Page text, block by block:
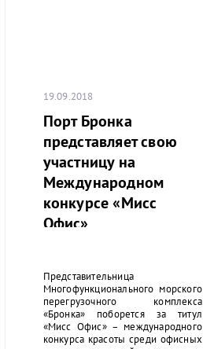
19.09.2018
Порт Бронка
представляет свою
участницу на
Международном
конкурсе «Мисс
Офис»
Представительница
Многофункционального морского
перегрузочного комплекса
«Бронка» поборется за титул
«Мисс Офис» – международного
конкурса красоты среди офисных